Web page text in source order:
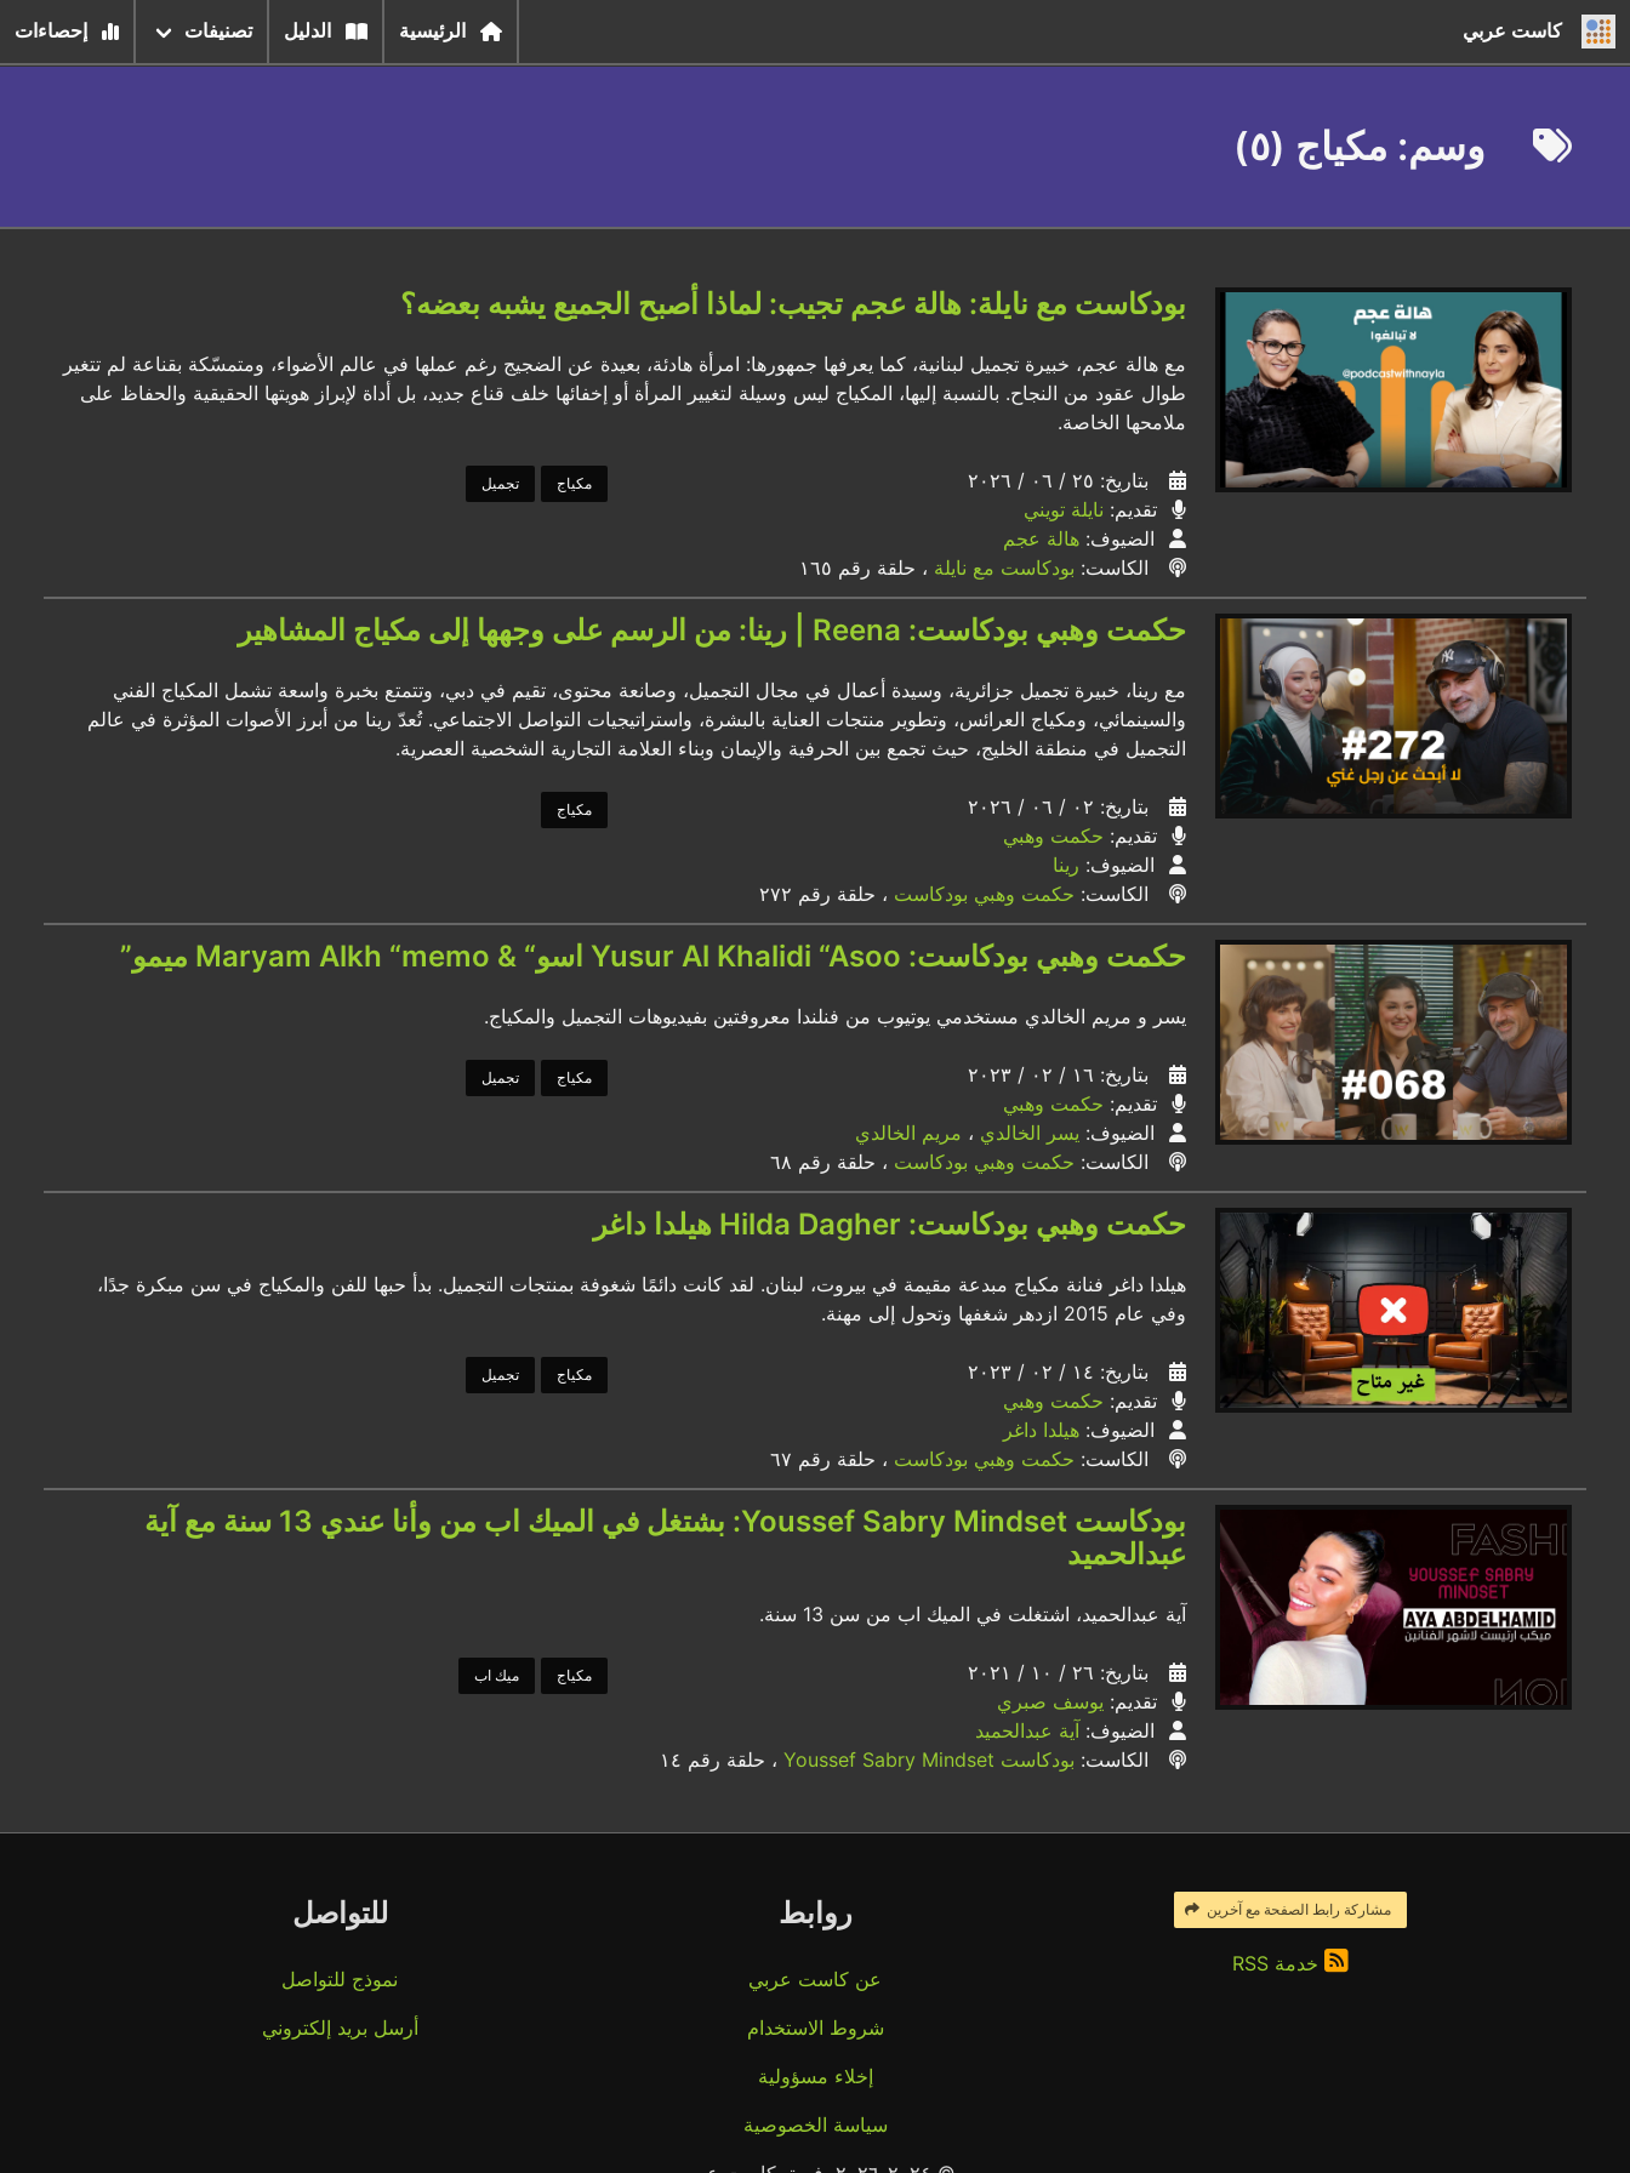
كاست عربي الرئيسية الدليل تصنيفات إحصاءات
وسم: مكياج (٥)
بودكاست مع نايلة: هالة عجم تجيب: لماذا أصبح الجميع يشبه بعضه؟
مع هالة عجم، خبيرة تجميل لبنانية، كما يعرفها جمهورها: امرأة هادئة، بعيدة عن الضجيج رغم عملها في عالم الأضواء، ومتمسّكة بقناعة لم تتغير
طوال عقود من النجاح. بالنسبة إليها، المكياج ليس وسيلة لتغيير المرأة أو إخفائها خلف قناع جديد، بل أداة لإبراز هويتها الحقيقية والحفاظ على
ملامحها الخاصة.
بتاريخ: ٢٥ / ٠٦ / ٢٠٢٦
تقديم: نايلة تويني
الضيوف: هالة عجم
الكاست: بودكاست مع نايلة ، حلقة رقم ١٦٥
مكياج تجميل
حكمت وهبي بودكاست: Reena | رينا: من الرسم على وجهها إلى مكياج المشاهير
مع رينا، خبيرة تجميل جزائرية، وسيدة أعمال في مجال التجميل، وصانعة محتوى، تقيم في دبي، وتتمتع بخبرة واسعة تشمل المكياج الفني
والسينمائي، ومكياج العرائس، وتطوير منتجات العناية بالبشرة، واستراتيجيات التواصل الاجتماعي. تُعدّ رينا من أبرز الأصوات المؤثرة في عالم
التجميل في منطقة الخليج، حيث تجمع بين الحرفية والإيمان وبناء العلامة التجارية الشخصية العصرية.
بتاريخ: ٠٢ / ٠٦ / ٢٠٢٦
تقديم: حكمت وهبي
الضيوف: رينا
الكاست: حكمت وهبي بودكاست ، حلقة رقم ٢٧٢
مكياج
حكمت وهبي بودكاست: Yusur Al Khalidi “Asoo اسو“ & Maryam Alkh “memo ميمو”
يسر و مريم الخالدي مستخدمي يوتيوب من فنلندا معروفتين بفيديوهات التجميل والمكياج.
بتاريخ: ١٦ / ٠٢ / ٢٠٢٣
تقديم: حكمت وهبي
الضيوف: يسر الخالدي ، مريم الخالدي
الكاست: حكمت وهبي بودكاست ، حلقة رقم ٦٨
مكياج تجميل
حكمت وهبي بودكاست: Hilda Dagher هيلدا داغر
هيلدا داغر فنانة مكياج مبدعة مقيمة في بيروت، لبنان. لقد كانت دائمًا شغوفة بمنتجات التجميل. بدأ حبها للفن والمكياج في سن مبكرة جدًا،
وفي عام 2015 ازدهر شغفها وتحول إلى مهنة.
بتاريخ: ١٤ / ٠٢ / ٢٠٢٣
تقديم: حكمت وهبي
الضيوف: هيلدا داغر
الكاست: حكمت وهبي بودكاست ، حلقة رقم ٦٧
مكياج تجميل
بودكاست Youssef Sabry Mindset: بشتغل في الميك اب من وأنا عندي 13 سنة مع آية
عبدالحميد
آية عبدالحميد، اشتغلت في الميك اب من سن 13 سنة.
بتاريخ: ٢٦ / ١٠ / ٢٠٢١
تقديم: يوسف صبري
الضيوف: آية عبدالحميد
الكاست: بودكاست Youssef Sabry Mindset ، حلقة رقم ١٤
مكياج ميك اب
مشاركة رابط الصفحة مع آخرين
خدمة RSS
روابط
عن كاست عربي
شروط الاستخدام
إخلاء مسؤولية
سياسة الخصوصية
للتواصل
نموذج للتواصل
أرسل بريد إلكتروني